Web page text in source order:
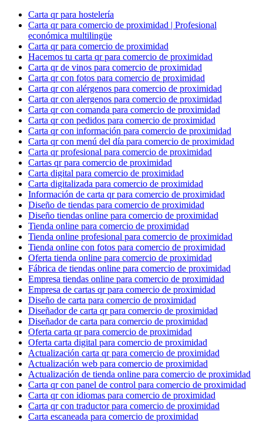
Carta qr para hostelería
Carta qr para comercio de proximidad | Profesional
económica multilingüe
Carta qr para comercio de proximidad
Hacemos tu carta qr para comercio de proximidad
Carta qr de vinos para comercio de proximidad
Carta qr con fotos para comercio de proximidad
Carta qr con alérgenos para comercio de proximidad
Carta qr con alergenos para comercio de proximidad
Carta qr con comanda para comercio de proximidad
Carta qr con pedidos para comercio de proximidad
Carta qr con información para comercio de proximidad
Carta qr con menú del día para comercio de proximidad
Carta qr profesional para comercio de proximidad
Cartas qr para comercio de proximidad
Carta digital para comercio de proximidad
Carta digitalizada para comercio de proximidad
Información de carta qr para comercio de proximidad
Diseño de tiendas para comercio de proximidad
Diseño tiendas online para comercio de proximidad
Tienda online para comercio de proximidad
Tienda online profesional para comercio de proximidad
Tienda online con fotos para comercio de proximidad
Oferta tienda online para comercio de proximidad
Fábrica de tiendas online para comercio de proximidad
Empresa tiendas online para comercio de proximidad
Empresa de cartas qr para comercio de proximidad
Diseño de carta para comercio de proximidad
Diseñador de carta qr para comercio de proximidad
Diseñador de carta para comercio de proximidad
Oferta carta qr para comercio de proximidad
Oferta carta digital para comercio de proximidad
Actualización carta qr para comercio de proximidad
Actualización web para comercio de proximidad
Actualización de tienda online para comercio de proximidad
Carta qr con panel de control para comercio de proximidad
Carta qr con idiomas para comercio de proximidad
Carta qr con traductor para comercio de proximidad
Carta escaneada para comercio de proximidad